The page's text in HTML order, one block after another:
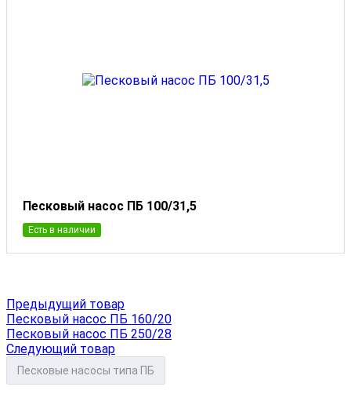
Песковый насос ПБ 100/31,5
Есть в наличии
Предыдущий товар
Песковый насос ПБ 160/20
Песковый насос ПБ 250/28
Следующий товар
Песковые насосы типа ПБ